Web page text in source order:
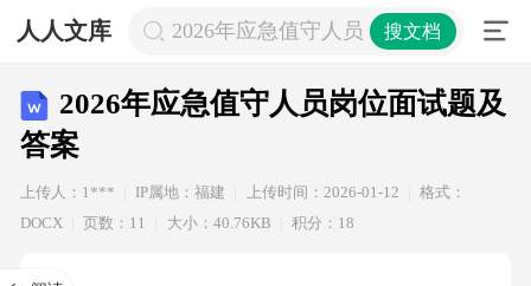
人人文库 2026年应急值守人员岗位面试题及答
搜文档
2026年应急值守人员岗位面试题及
答案
上传人：1*** IP属地：福建 上传时间：2026-01-12
格式：
DOCX
页数：11 大小：40.76KB 积分：18